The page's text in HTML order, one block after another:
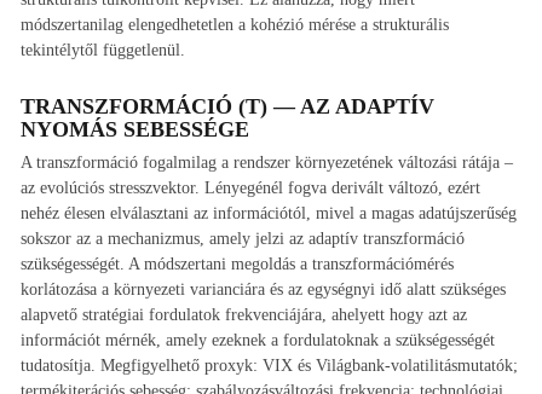
módszertanilag elengedhetetlen a kohézió mérése a strukturális
tekintélytől függetlenül.
TRANSZFORMÁCIÓ (T) — AZ ADAPTÍV
NYOMÁS SEBESSÉGE
A transzformáció fogalmilag a rendszer környezetének változási rátája –
az evolúciós stresszvektor. Lényegénél fogva derivált változó, ezért
nehéz élesen elválasztani az információtól, mivel a magas adatújszerűség
sokszor az a mechanizmus, amely jelzi az adaptív transzformáció
szükségességét. A módszertani megoldás a transzformációmérés
korlátozása a környezeti varianciára és az egységnyi idő alatt szükséges
alapvető stratégiai fordulatok frekvenciájára, ahelyett hogy azt az
információt mérnék, amely ezeknek a fordulatoknak a szükségességét
tudatosítja. Megfigyelhető proxyk: VIX és Világbank-volatilitásmutatók;